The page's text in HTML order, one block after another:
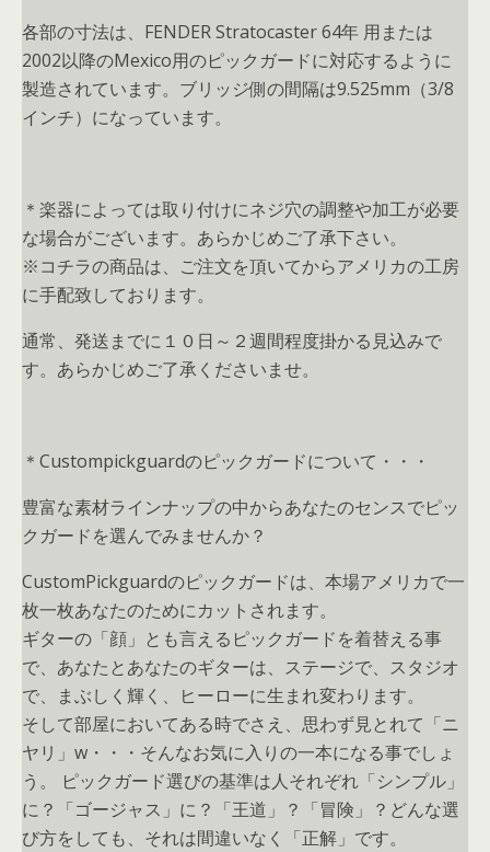
各部の寸法は、FENDER Stratocaster 64年 用または
2002以降のMexico用のピックガードに対応するように
製造されています。ブリッジ側の間隔は9.525mm（3/8
インチ）になっています。
＊楽器によっては取り付けにネジ穴の調整や加工が必要
な場合がございます。あらかじめご了承下さい。
※コチラの商品は、ご注文を頂いてからアメリカの工房
に手配致しております。
通常、発送までに１０日～２週間程度掛かる見込みで
す。あらかじめご了承くださいませ。
＊Custompickguardのピックガードについて・・・
豊富な素材ラインナップの中からあなたのセンスでピッ
クガードを選んでみませんか？
CustomPickguardのピックガードは、本場アメリカで一
枚一枚あなたのためにカットされます。
ギターの「顔」とも言えるピックガードを着替える事
で、あなたとあなたのギターは、ステージで、スタジオ
で、まぶしく輝く、ヒーローに生まれ変わります。
そして部屋においてある時でさえ、思わず見とれて「ニ
ヤリ」w・・・そんなお気に入りの一本になる事でしょ
う。 ピックガード選びの基準は人それぞれ「シンプル」
に？「ゴージャス」に？「王道」？「冒険」？どんな選
び方をしても、それは間違いなく「正解」です。